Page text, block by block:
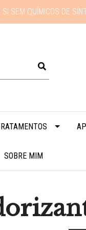
SEM QUÍMICOS DE
SOBRE MIM